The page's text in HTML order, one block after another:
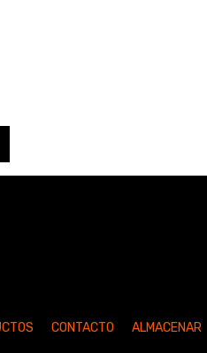
CONTACTO ALMACENAR